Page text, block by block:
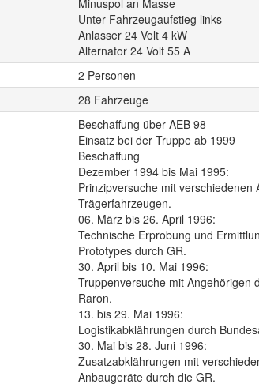
Minuspol an Masse
Unter Fahrzeugaufstieg links
Anlasser 24 Volt 4 kW
Alternator 24 Volt 55 A
2 Personen
28 Fahrzeuge
Beschaffung über AEB 98
Einsatz bei der Truppe ab 1999
Beschaffung
Dezember 1994 bis Mai 1995:
Prinzipversuche mit verschiedenen
Trägerfahrzeugen.
06. März bis 26. April 1996:
Technische Erprobung und
Prototypes durch GR.
30. April bis 10. Mai 1996:
Truppenversuche mit Angehörigen
Raron.
13. bis 29. Mai 1996:
Logistikabklährungen durch
30. Mai bis 28. Juni 1996:
Zusatzabklährungen mit
Anbaugeräte durch die GR.